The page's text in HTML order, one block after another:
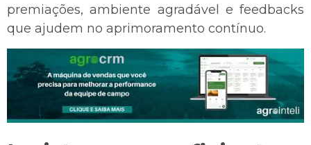
premiações, ambiente agradável e feedbacks
que ajudem no aprimoramento contínuo.